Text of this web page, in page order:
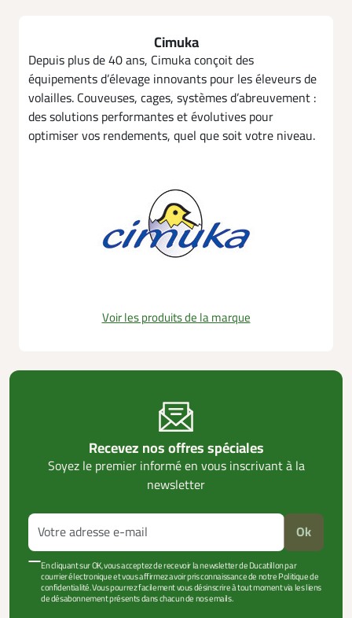
Cimuka
Depuis plus de 40 ans, Cimuka conçoit des
équipements d’élevage innovants pour les éleveurs de
volailles. Couveuses, cages, systèmes d’abreuvement :
des solutions performantes et évolutives pour
optimiser vos rendements, quel que soit votre niveau.
Voir les produits de la marque
Recevez nos offres spéciales
Soyez le premier informé en vous inscrivant à la
newsletter
Ok
En cliquant sur OK, vous acceptez de recevoir la newsletter de Ducatillon par
courrier électronique et vous affirmez avoir pris connaissance de notre Politique de
confidentialité. Vous pourrez facilement vous désinscrire à tout moment via les liens
de désabonnement présents dans chacun de nos emails.